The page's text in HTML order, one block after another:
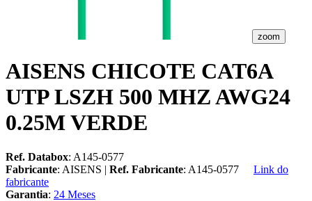
zoom
AISENS CHICOTE CAT6A
UTP LSZH 500 MHZ AWG24
0.25M VERDE
Ref. Databox: A145-0577
Fabricante: AISENS | Ref. Fabricante: A145-0577
Link do
fabricante
Garantia: 24 Meses